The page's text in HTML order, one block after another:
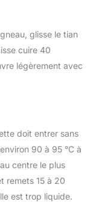
glisse le tian
cuire 40
légèrement avec
doit entrer sans
90 à 95 °C à
centre le plus
remets 15 à 20
est trop liquide.